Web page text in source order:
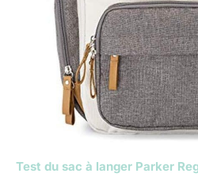
Test du sac à langer Parker